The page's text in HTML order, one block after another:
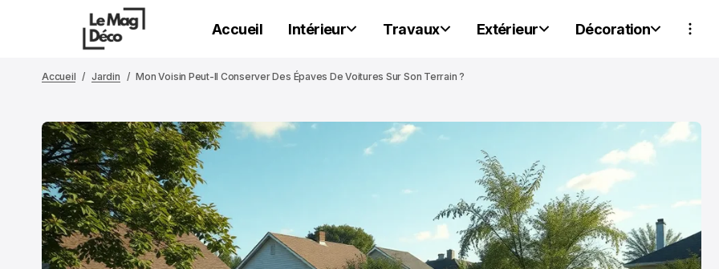
Accueil Intérieur Travaux Extérieur Décoration
Accueil Jardin Mon Voisin Peut-Il Conserver Des Épaves De Voitures Sur Son Terrain ?
PARTENAIRES
PARTENAIRES